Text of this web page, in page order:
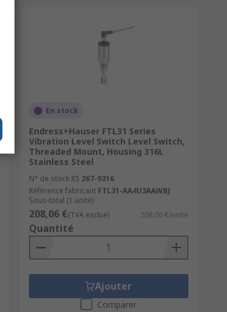
En stock
Endress+Hauser FTL31 Series
Vibration Level Switch Level Switch,
Threaded Mount, Housing 316L
Stainless Steel
N° de stock RS 267-9316
Référence fabricant FTL31-AA4U3AAWBJ
Sous-total (1 unité)
208,06 €(TVA exclue) 208,06 €/unité
Quantité
Ajouter
Comparer